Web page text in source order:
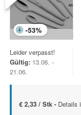
-53%
Leider verpasst!
Gültig: 13.06. -
21.06.
€ 2,33 / Stk - Details